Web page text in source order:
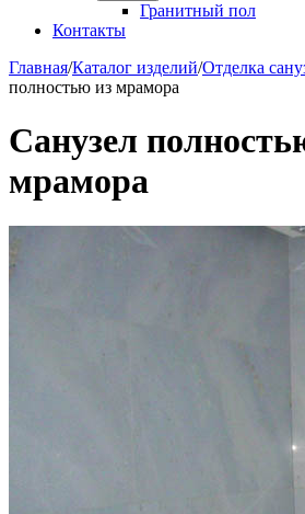
Гранитный пол
Контакты
Главная/Каталог изделий/Отделка
полностью из мрамора
Санузел
мрамора